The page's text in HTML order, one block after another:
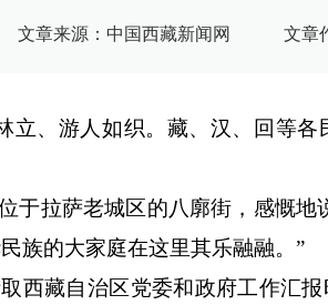
文章来源：中国西藏新闻网 文章
、游人如织。藏、汉、回等
于拉萨老城区的八廓街，感慨
族的大家庭在这里其乐融融。”
西藏自治区党委和政府工作汇